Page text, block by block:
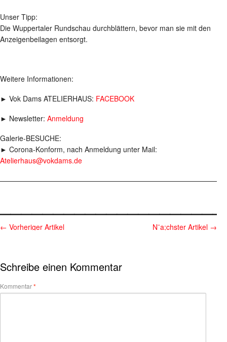
Unser Tipp:
Die Wuppertaler Rundschau durchblättern, bevor man sie mit den
Anzeigenbeilagen entsorgt.
Weitere Informationen:
► Vok Dams ATELIERHAUS: FACEBOOK
► Newsletter: Anmeldung
Galerie-BESUCHE:
► Corona-Konform, nach Anmeldung unter Mail:
Atelierhaus@vokdams.de
← Vorheriger Artikel N¨a;chster Artikel →
Schreibe einen Kommentar
Kommentar*